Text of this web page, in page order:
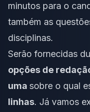
minutos para o
também as
disciplinas.
Serão fornecidas
opções de
uma sobre o qual
linhas. Já vamos